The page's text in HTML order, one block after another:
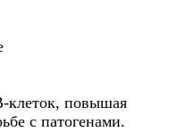
клеток, повышая
с патогенами.